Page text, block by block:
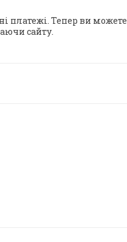
платежі. Тепер ви можете
сайту.